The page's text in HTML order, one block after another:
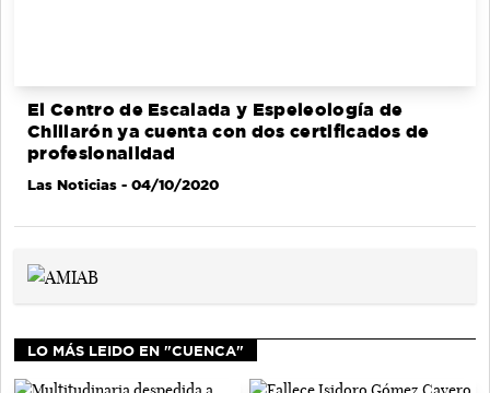
El Centro de Escalada y Espeleología de
Chillarón ya cuenta con dos certificados de
profesionalidad
Las Noticias - 04/10/2020
LO MÁS LEIDO EN "CUENCA"